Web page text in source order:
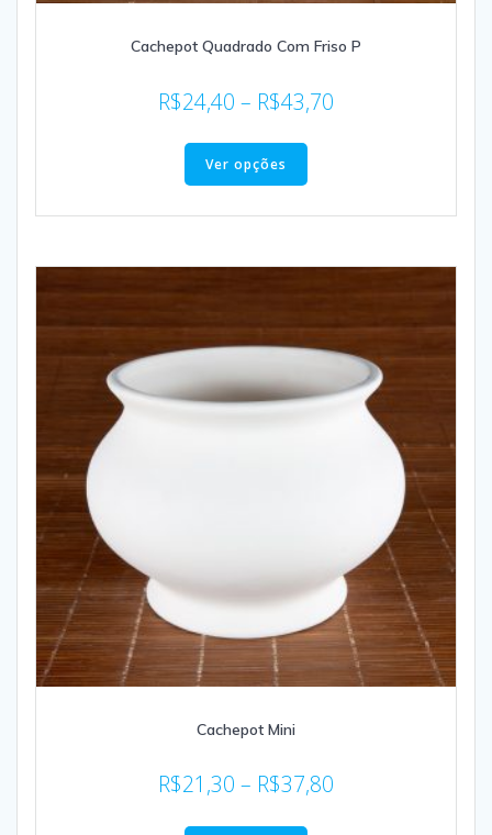
Cachepot Quadrado Com Friso P
R$24,40 – R$43,70
Ver opções
Cachepot Mini
R$21,30 – R$37,80